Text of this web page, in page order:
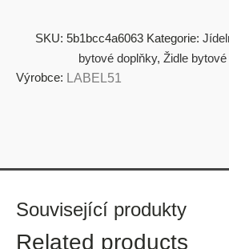
SKU: 5b1bcc4a6063 Kategorie:
bytové doplňky, Židle
Výrobce: LABEL51
Související produkty
Related products